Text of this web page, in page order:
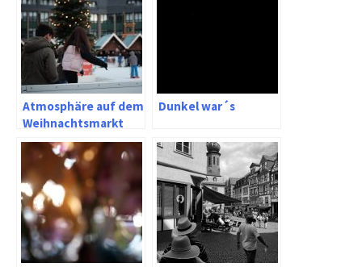
Atmosphäre auf dem
Weihnachtsmarkt
und
Persönlichkeitsrechte
Dunkel war´s